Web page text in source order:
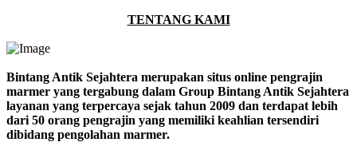
TENTANG KAMI
Bintang Antik Sejahtera merupakan situs online pengrajin
marmer yang tergabung dalam Group Bintang Antik Sejahtera
layanan yang terpercaya sejak tahun 2009 dan terdapat lebih
dari 50 orang pengrajin yang memiliki keahlian tersendiri
dibidang pengolahan marmer.